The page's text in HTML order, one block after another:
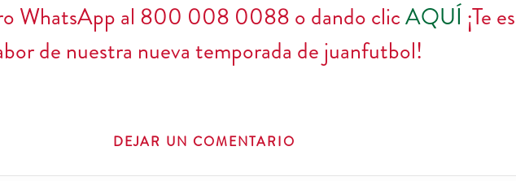
WhatsApp al 800 008 0088 o dando clicAQUÍ ¡Te
de nuestra nueva temporada de juanfutbol!
DEJAR UN COMENTARIO